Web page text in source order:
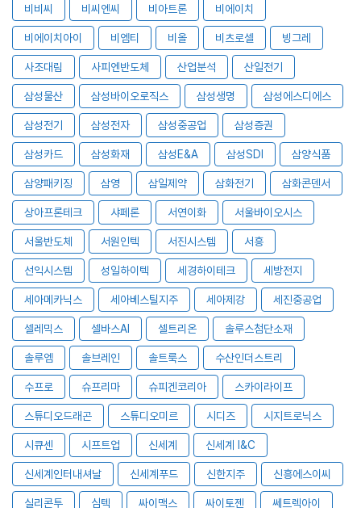
비비씨 비씨엔씨 비아트론 비에이치
비에이치아이 비엠티 비올 비츠로셀 빙그레
사조대림 사피엔반도체 산업분석 산일전기
삼성물산 삼성바이오로직스 삼성생명 삼성에스디에스
삼성전기 삼성전자 삼성중공업 삼성증권
삼성카드 삼성화재 삼성E&A 삼성SDI 삼양식품
삼양패키징 삼영 삼일제약 삼화전기 삼화콘덴서
상아프론테크 샤페론 서연이화 서울바이오시스
서울반도체 서원인텍 서진시스템 서흥
선익시스템 성일하이텍 세경하이테크 세방전지
세아메카닉스 세아베스틸지주 세아제강 세진중공업
셀레믹스 셀바스AI 셀트리온 솔루스첨단소재
솔루엠 솔브레인 솔트룩스 수산인더스트리
수프로 슈프리마 슈피겐코리아 스카이라이프
스튜디오드래곤 스튜디오미르 시디즈 시지트로닉스
시큐센 시프트업 신세계 신세계 I&C
신세계인터내셔날 신세계푸드 신한지주 신흥에스이씨
실리콘투 심텍 싸이맥스 싸이토젠 쎄트렉아이